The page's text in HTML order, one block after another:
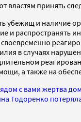
властям принять
убежищ и наличие
и
в случаях
а также на
с вами жертва
Тодоренко